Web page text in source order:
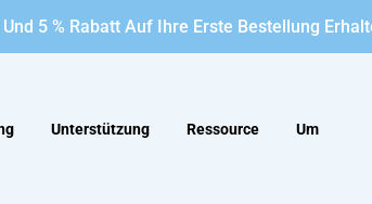
5 % Rabatt Auf Ihre Erste Bestellung
Unterstützung Ressource Um